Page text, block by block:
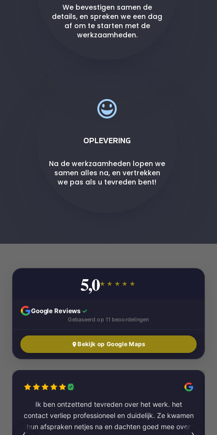
We bevestigen samen de
details, en spreken we een dag
af om te starten met de
werkzaamheden.
OPLEVERING
Na de werkzaamheden lopen we
samen alles na, en vertrekken
we pas als u tevreden bent!
5,0★★★★★
Google Reviews ✓
Gebaseerd op 11 beoordelingen
Bekijk op Google Maps
Ik ben ontzettend tevreden over het werk. het
contact verliep professioneel en duidelijk. Ze kwamen
hun afspraken netjes na en dachten goed mee over